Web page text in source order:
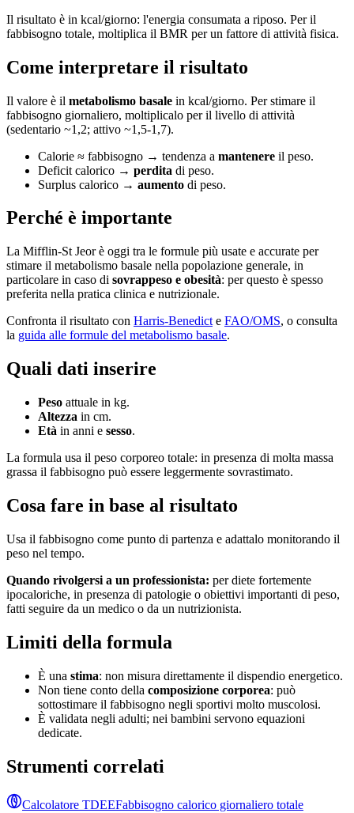
Il risultato è in kcal/giorno: l'energia consumata a riposo. Per il
fabbisogno totale, moltiplica il BMR per un fattore di attività fisica.
Come interpretare il risultato
Il valore è il metabolismo basale in kcal/giorno. Per stimare il
fabbisogno giornaliero, moltiplicalo per il livello di attività
(sedentario ~1,2; attivo ~1,5-1,7).
Calorie ≈ fabbisogno → tendenza a mantenere il peso.
Deficit calorico → perdita di peso.
Surplus calorico → aumento di peso.
Perché è importante
La Mifflin-St Jeor è oggi tra le formule più usate e accurate per
stimare il metabolismo basale nella popolazione generale, in
particolare in caso di sovrappeso e obesità: per questo è spesso
preferita nella pratica clinica e nutrizionale.
Confronta il risultato con Harris-Benedict e FAO/OMS, o consulta
la guida alle formule del metabolismo basale.
Quali dati inserire
Peso attuale in kg.
Altezza in cm.
Età in anni e sesso.
La formula usa il peso corporeo totale: in presenza di molta massa
grassa il fabbisogno può essere leggermente sovrastimato.
Cosa fare in base al risultato
Usa il fabbisogno come punto di partenza e adattalo monitorando il
peso nel tempo.
Quando rivolgersi a un professionista: per diete fortemente
ipocaloriche, in presenza di patologie o obiettivi importanti di peso,
fatti seguire da un medico o da un nutrizionista.
Limiti della formula
È una stima: non misura direttamente il dispendio energetico.
Non tiene conto della composizione corporea: può
sottostimare il fabbisogno negli sportivi molto muscolosi.
È validata negli adulti; nei bambini servono equazioni
dedicate.
Strumenti correlati
Calcolatore TDEEFabbisogno calorico giornaliero totale